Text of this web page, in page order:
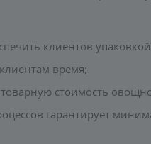
клиентов
время;
стоимость
гарантирует